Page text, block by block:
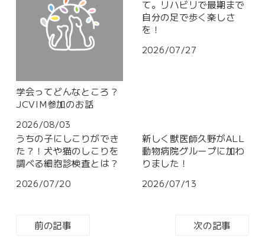
学会ってどんなところ？
JCVIM参加のお話
2026/08/03
て。リハビリで最期まで
自分の足で歩く楽しさ
を！
2026/07/27
うちの子にしこりができ
た？！犬や猫のしこりを
調べる細胞診検査とは？
2026/07/20
新しく獣医師久野がALL
動物病院グループに加わ
りました！
2026/07/13
前の記事 次の記事